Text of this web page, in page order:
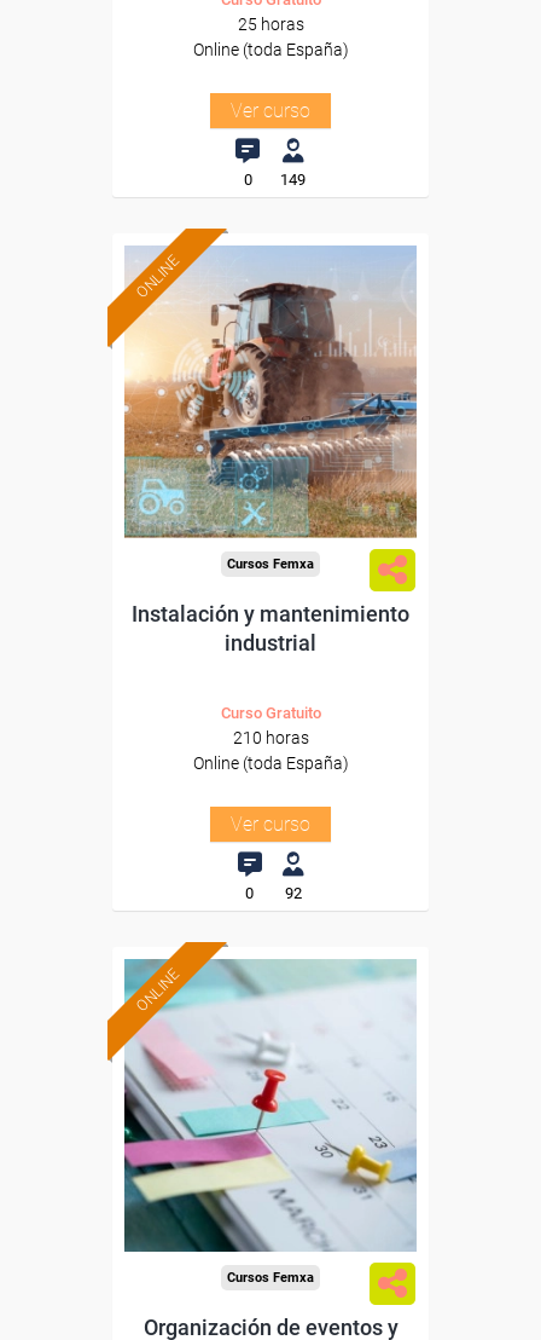
25 horas
Online (toda España)
Ver curso
0 149
ONLINE
Formación 100%
subvencionada.
Para desempleados,
trabajadores y autónomos.
Sector
-Agricultura y Ganadería.
Cursos Femxa
Instalación y mantenimiento
industrial
Curso Gratuito
210 horas
Online (toda España)
Ver curso
0 92
ONLINE
subvencionada.
Para desempleados,
trabajadores y autónomos.
Sector
-Comercio.
Cursos Femxa
Organización de eventos y